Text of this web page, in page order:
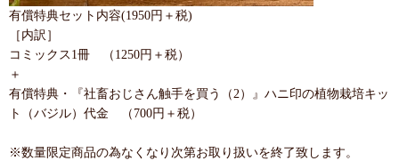
有償特典セット内容(1950円＋税)
［内訳］
コミックス1冊 （1250円＋税）
＋
有償特典・『社畜おじさん触手を買う（2）』ハニ印の植物栽培キッ
ト（バジル）代金 （700円＋税）
※数量限定商品の為なくなり次第お取り扱いを終了致します。